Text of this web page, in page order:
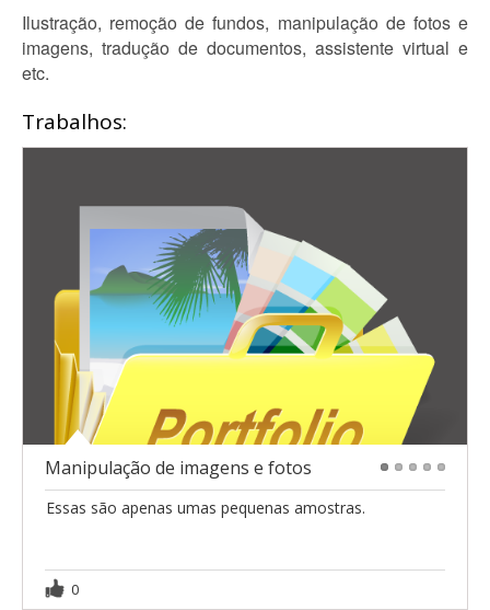
Ilustração, remoção de fundos, manipulação de fotos e
imagens, tradução de documentos, assistente virtual e
etc.
Trabalhos:
Manipulação de imagens e fotos
Essas são apenas umas pequenas amostras.
0